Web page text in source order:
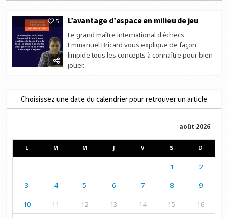
5 L’avantage d’espace en milieu de jeu
Le grand maître international d'échecs
Emmanuel Bricard vous explique de façon
limpide tous les concepts à connaître pour bien
jouer...
Choisissez une date du calendrier pour retrouver un article
août 2026
L M M J V S D
1 2
3 4 5 6 7 8 9
10 11 12 13 14 15 16